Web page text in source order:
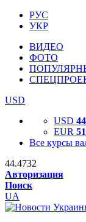
РУС
УКР
ВИДЕО
ФОТО
USD
USD
EUR
Все курсы
44.4732
Авторизация
Поиск
UA